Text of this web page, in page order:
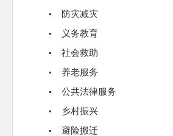
防灾减灾
义务教育
社会救助
养老服务
公共法律服务
乡村振兴
避险搬迁